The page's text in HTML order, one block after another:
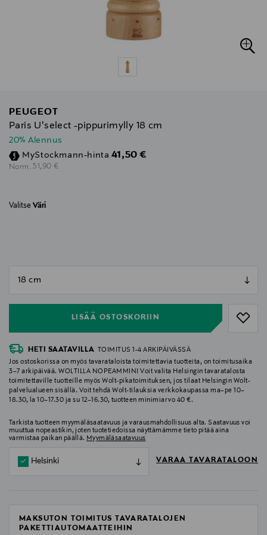
PEUGEOT
Paris U'select -pippurimylly 18 cm
20% Alennus
MyStockmann-hinta Discounted Price
41,50 €
Norm. Original Price
51,90 €
Valitse Väri
LISÄÄ OSTOSKORIIN
HETI SAATAVILLA TOIMITUS 1-4 ARKIPÄIVÄSSÄ
Jos ostoskorissa on myös tavarataloista toimitettavia tuotteita, on toimitusaika
3–7 arkipäivää. WOLTILLA NOPEAMMIN! Voit valita Helsingin tavaratalosta
toimitettaville tuotteille myös Wolt-pikatoimituksen, jos tilaat Helsingin Wolt-
palvelualueen sisällä. Voit tehdä Wolt-tilauksia verkkokaupassa ma–pe 10–
18.30, la 10–17.30 ja su 12–16.30, tuotteen minimiarvo 40 €.
Tarkista tuotteen myymäläsaatavuus ja varausmahdollisuus alta. Saatavuus voi
muuttua nopeastikin, joten tuotetiedoissa näyttämämme tieto pitää aina
varmistaa paikan päällä. Myymäläsaatavuus
Helsinki VARAA TAVARATALOON
MAKSUTON TOIMITUS TAVARATALOJEN
PAKETTIAUTOMAATTEIHIN